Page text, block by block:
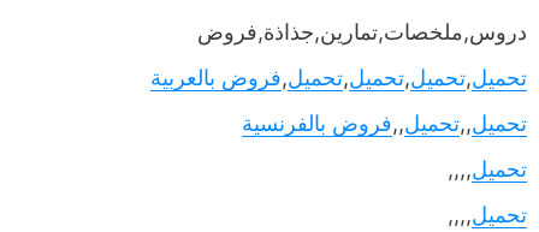
دروس,ملخصات,تمارين,جذاذة,فروض
تحميل,تحميل,تحميل,تحميل,فروض بالعربية
تحميل,,تحميل,,فروض بالفرنسية
تحميل,,,,
تحميل,,,,